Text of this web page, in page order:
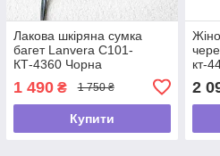
Лакова шкіряна сумка
багет Lanvera С101-
КТ-4360 Чорна
1 490₴ 1 750 ₴
Купити
кт-
2